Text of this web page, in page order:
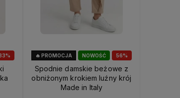
56%
NOWOŚĆ
OKAZJA
🔥 PROMOCJA
Spodnie damskie beżowe z
obniżonym krokiem luźny krój
Made in Italy